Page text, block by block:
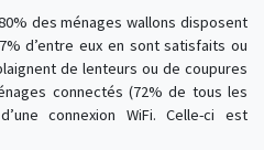
des ménages wallons disposent
d’entre eux en sont satisfaits ou
de lenteurs ou de coupures
connectés (72% de tous les
connexion WiFi. Celle-ci est